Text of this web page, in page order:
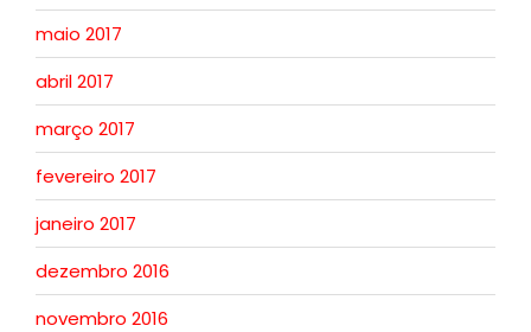
maio 2017
abril 2017
março 2017
fevereiro 2017
janeiro 2017
dezembro 2016
novembro 2016